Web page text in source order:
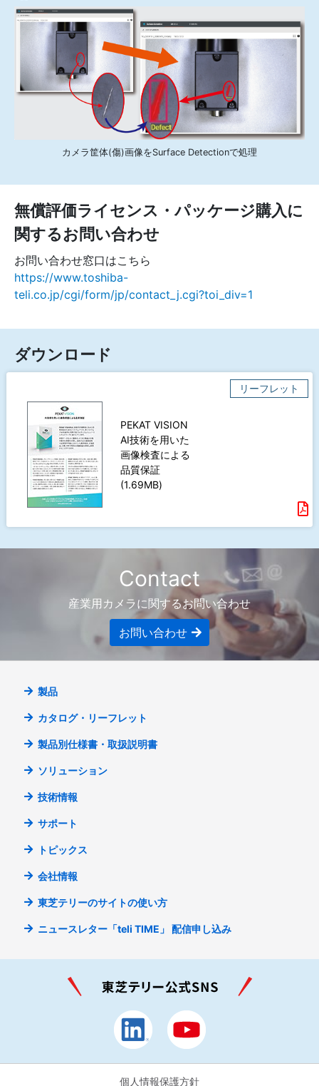
カメラ筐体(傷)画像をSurface Detectionで処理
無償評価ライセンス・パッケージ購入に
関するお問い合わせ
お問い合わせ窓口はこちら
https://www.toshiba-
teli.co.jp/cgi/form/jp/contact_j.cgi?toi_div=1
ダウンロード
リーフレット
PEKAT VISION
AI技術を用いた
画像検査による
品質保証
(1.69MB)
Contact
産業用カメラに関するお問い合わせ
お問い合わせ
製品
カタログ・リーフレット
製品別仕様書・取扱説明書
ソリューション
技術情報
サポート
トピックス
会社情報
東芝テリーのサイトの使い方
ニュースレター「teli TIME」 配信申し込み
個人情報保護方針